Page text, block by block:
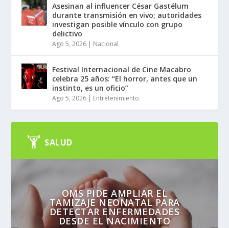
Asesinan al influencer César Gastélum
durante transmisión en vivo; autoridades
investigan posible vínculo con grupo
delictivo
Ago 5, 2026 | Nacional
Festival Internacional de Cine Macabro
celebra 25 años: “El horror, antes que un
instinto, es un oficio”
Ago 5, 2026 | Entretenimiento
SALUD
OMS PIDE AMPLIAR EL
TAMIZAJE NEONATAL PARA
DETECTAR ENFERMEDADES
DESDE EL NACIMIENTO